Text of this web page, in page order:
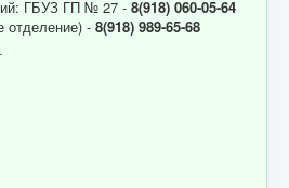
ГБУЗ ГП № 27 - 8(918) 060-05-64
- 8(918) 989-65-68